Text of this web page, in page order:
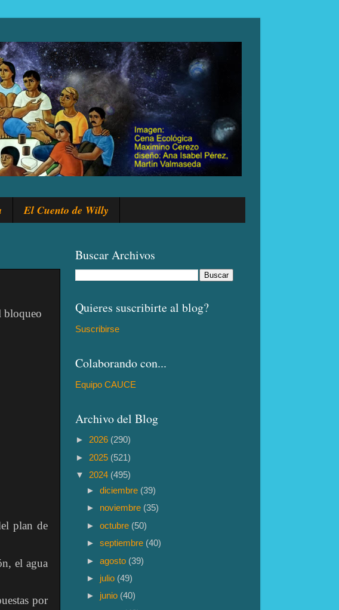
El Cuento de Willy
bloqueo
plan de
el agua
por
Buscar Archivos
Quieres suscribirte al blog?
Suscribirse
Colaborando con...
Equipo CAUCE
Archivo del Blog
► 2026 (290)
► 2025 (521)
▼ 2024 (495)
►diciembre (39)
► noviembre (35)
►octubre (50)
►septiembre (40)
►agosto (39)
► julio (49)
► junio (40)